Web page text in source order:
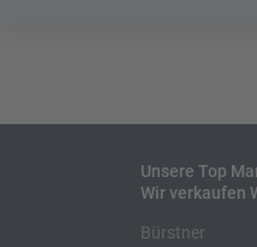
Unsere Top
Wir verkaufen
Bürstner